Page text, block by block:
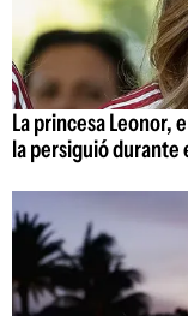
La princesa Leonor,
la persiguió durante